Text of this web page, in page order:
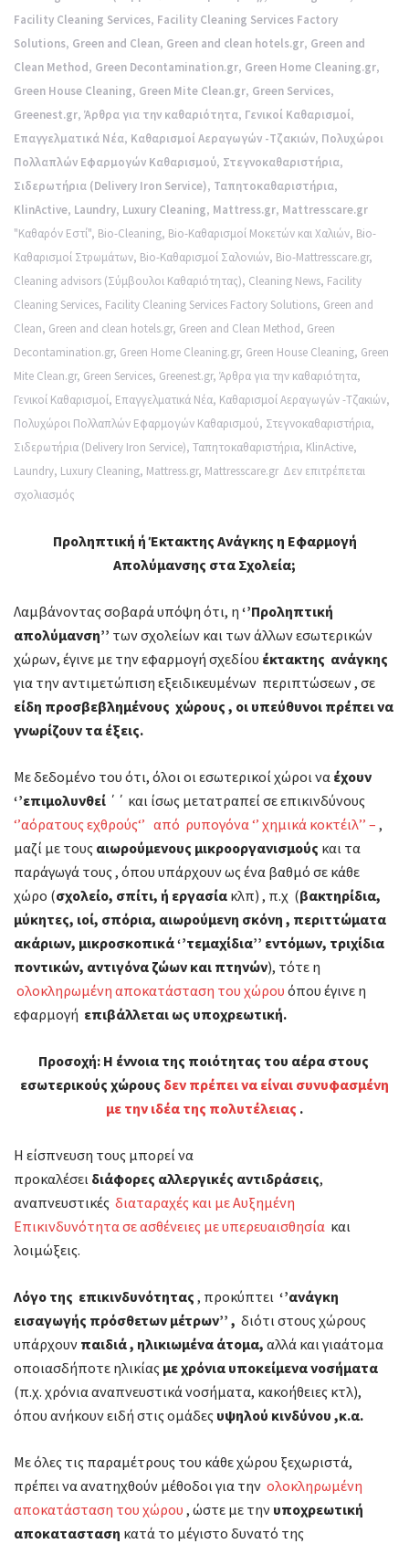
Facility Cleaning Services, Facility Cleaning Services Factory
Solutions, Green and Clean, Green and clean hotels.gr, Green and
Clean Method, Green Decontamination.gr, Green Home Cleaning.gr,
Green House Cleaning, Green Mite Clean.gr, Green Services,
Greenest.gr, Άρθρα για την καθαριότητα, Γενικοί Καθαρισμοί,
Επαγγελματικά Νέα, Καθαρισμοί Αεραγωγών -Τζακιών, Πολυχώροι
Πολλαπλών Εφαρμογών Καθαρισμού, Στεγνοκαθαριστήρια,
Σιδερωτήρια (Delivery Iron Service), Ταπητοκαθαριστήρια,
KlinActive, Laundry, Luxury Cleaning, Mattress.gr, Mattresscare.gr
"Καθαρόν Εστί", Bio-Cleaning, Bio-Καθαρισμοί Μοκετών και Χαλιών, Bio-
Καθαρισμοί Στρωμάτων, Bio-Καθαρισμοί Σαλονιών, Bio-Mattresscare.gr,
Cleaning advisors (Σύμβουλοι Καθαριότητας), Cleaning News, Facility
Cleaning Services, Facility Cleaning Services Factory Solutions, Green and
Clean, Green and clean hotels.gr, Green and Clean Method, Green
Decontamination.gr, Green Home Cleaning.gr, Green House Cleaning, Green
Mite Clean.gr, Green Services, Greenest.gr, Άρθρα για την καθαριότητα,
Γενικοί Καθαρισμοί, Επαγγελματικά Νέα, Καθαρισμοί Αεραγωγών -Τζακιών,
Πολυχώροι Πολλαπλών Εφαρμογών Καθαρισμού, Στεγνοκαθαριστήρια,
Σιδερωτήρια (Delivery Iron Service), Ταπητοκαθαριστήρια, KlinActive,
Laundry, Luxury Cleaning, Mattress.gr, Mattresscare.gr Δεν επιτρέπεται
σχολιασμός
ή
Έκτακτης
η
Εφαρμογή
Απολύμανσης
στα
Σχολεία;
Προληπτική ή Έκτακτης Ανάγκης η Εφαρμογή
Απολύμανσης στα Σχολεία;
Λαμβάνοντας σοβαρά υπόψη ότι, η ‘’Προληπτική
απολύμανση’’ των σχολείων και των άλλων εσωτερικών
χώρων, έγινε με την εφαρμογή σχεδίου έκτακτης ανάγκης
για την αντιμετώπιση εξειδικευμένων περιπτώσεων , σε
είδη προσβεβλημένους χώρους , οι υπεύθυνοι πρέπει να
γνωρίζουν τα έξεις.
Με δεδομένο του ότι, όλοι οι εσωτερικοί χώροι να έχουν
‘’επιμολυνθεί ΄΄ και ίσως μετατραπεί σε επικινδύνους
‘’αόρατους εχθρούς‘’ από ρυπογόνα ‘’ χημικά κοκτέιλ’’ – ,
μαζί με τους αιωρούμενους μικροοργανισμούς και τα
παράγωγά τους , όπου υπάρχουν ως ένα βαθμό σε κάθε
χώρο (σχολείο, σπίτι, ή εργασία κλπ) , π.χ (βακτηρίδια,
μύκητες, ιοί, σπόρια, αιωρούμενη σκόνη , περιττώματα
ακάριων, μικροσκοπικά ‘’τεμαχίδια’’ εντόμων, τριχίδια
ποντικών, αντιγόνα ζώων και πτηνών), τότε η
ολοκληρωμένη αποκατάσταση του χώρου όπου έγινε η
εφαρμογή επιβάλλεται ως υποχρεωτική.
Προσοχή: Η έννοια της ποιότητας του αέρα στους
εσωτερικούς χώρους δεν πρέπει να είναι συνυφασμένη
με την ιδέα της πολυτέλειας .
Η είσπνευση τους μπορεί να
προκαλέσει διάφορες αλλεργικές αντιδράσεις,
αναπνευστικές διαταραχές και με Αυξημένη
Επικινδυνότητα σε ασθένειες με υπερευαισθησία και
λοιμώξεις.
Λόγο της επικινδυνότητας , προκύπτει ‘’ανάγκη
εισαγωγής πρόσθετων μέτρων’’ , διότι στους χώρους
υπάρχουν παιδιά , ηλικιωμένα άτομα, αλλά και γιαάτομα
οποιασδήποτε ηλικίας με χρόνια υποκείμενα νοσήματα
(π.χ. χρόνια αναπνευστικά νοσήματα, κακοήθειες κτλ),
όπου ανήκουν ειδή στις ομάδες υψηλού κινδύνου ,κ.α.
Με όλες τις παραμέτρους του κάθε χώρου ξεχωριστά,
πρέπει να ανατηχθούν μέθοδοι για την ολοκληρωμένη
αποκατάσταση του χώρου , ώστε με την υποχρεωτική
αποκατασταση κατά το μέγιστο δυνατό της